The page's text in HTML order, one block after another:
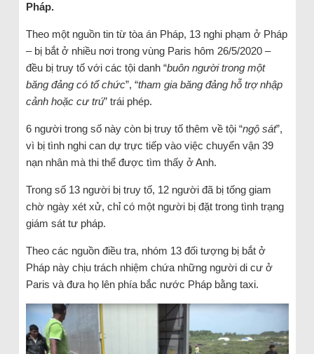
Pháp.
Theo một nguồn tin từ tòa án Pháp, 13 nghi phạm ở Pháp
– bị bắt ở nhiều nơi trong vùng Paris hôm 26/5/2020 –
đều bị truy tố với các tội danh “buôn người trong một
băng đảng có tổ chức”, “tham gia băng đảng hỗ trợ nhập
cảnh hoặc cư trú” trái phép.
6 người trong số này còn bị truy tố thêm về tội “ngộ sát”,
vì bị tình nghi can dự trực tiếp vào việc chuyển vận 39
nạn nhân mà thi thể được tìm thấy ở Anh.
Trong số 13 người bị truy tố, 12 người đã bị tống giam
chờ ngày xét xử, chỉ có một người bị đặt trong tình trạng
giám sát tư pháp.
Theo các nguồn điều tra, nhóm 13 đối tượng bị bắt ở
Pháp này chịu trách nhiệm chứa những người di cư ở
Paris và đưa họ lên phía bắc nước Pháp bằng taxi.